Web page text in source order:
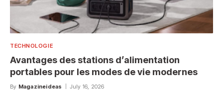
TECHNOLOGIE
Avantages des stations d’alimentation
portables pour les modes de vie modernes
By Magazineideas July 16, 2026